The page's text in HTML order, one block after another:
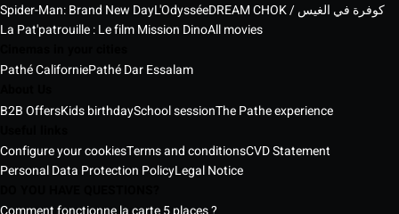
Spider-Man: Brand New DayL'Odyssée
DREAM CHOK / كوفرة في الغيس
La Pat'patrouille : Le film Mission DinoAll movies
Pathé CaliforniePathé Dar Essalam
B2B OffersKids birthdaySchool sessionThe Pathe experience
Configure your cookiesTerms and conditionsCVD Statement
Personal Data Protection PolicyLegal Notice